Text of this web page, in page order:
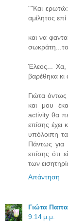
""Και ερωτώ:
αμίλητος
και να
Έλεος... Χα,
βαρέθηκα κι
Γιώτα
και μου
activity θα
επίσης έχει
υπόλοιπη
Πάντως
επίσης ότι
των
Απάντηση
Γιώτα
9:14 μ.μ.